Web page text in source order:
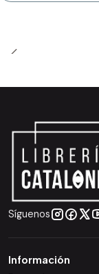
Síguenos
Información